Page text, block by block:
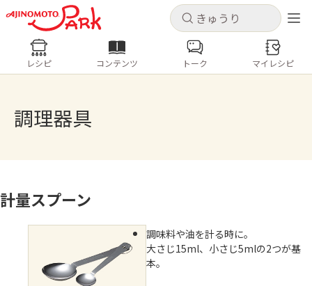
キャンセル
ログインするとレシピを保存できます
コンテンツ
トーク
キャンセル
レシピ コンテンツ
人気の食材・レシピ
レシピ コンテンツ トーク マイレシピ
調理器具
計量スプーン
調味料や油を計る時に。
大さじ15ml、小さじ5mlの2つが基
本。